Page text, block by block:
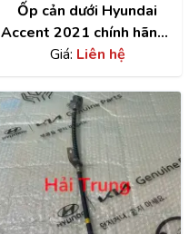
Ốp cản dưới Hyundai
Accent 2021 chính hãng |
86577H6510
Giá: Liên hệ